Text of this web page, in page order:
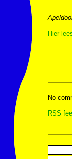
–
Hier
No
RSS